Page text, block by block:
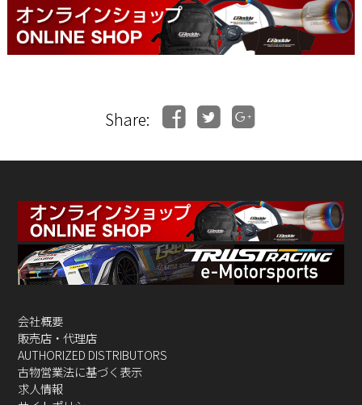
Share:
会社概要
販売店・代理店
AUTHORIZED DISTRIBUTORS
古物営業法に基づく表示
求人情報